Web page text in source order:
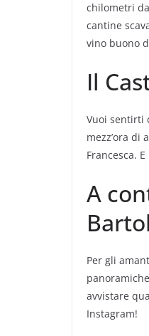
chilometri
cantine
vino buono
Il
Vuoi sentirti
mezz’ora di
Francesca.
A
Per gli
avvistare
Instagram!